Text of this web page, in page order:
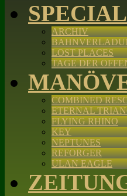
ARCHIV
LOST PLACES
TAGE DER
COMBINED
ETERNAL
FLYING RHINO
KEY
NEPTUNES
REFORGER
ULAN EAGLE